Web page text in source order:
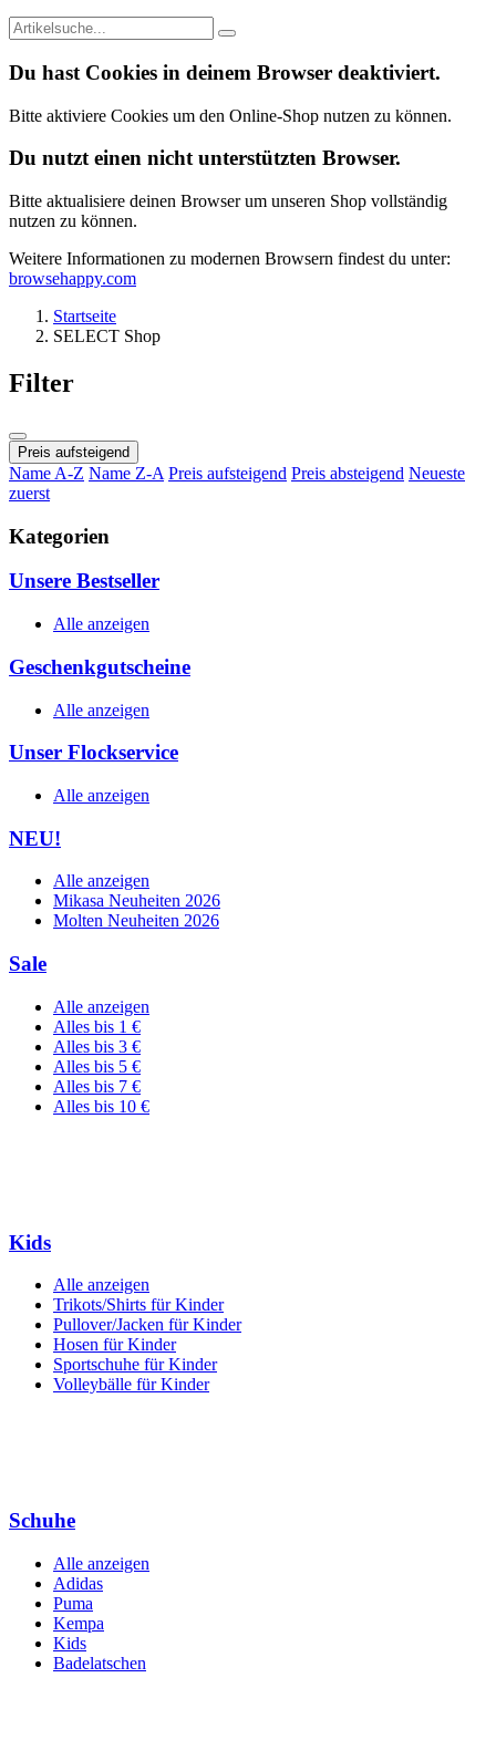
Du hast Cookies in deinem Browser deaktiviert.
Bitte aktiviere Cookies um den Online-Shop nutzen zu können.
Du nutzt einen nicht unterstützten Browser.
Bitte aktualisiere deinen Browser um unseren Shop vollständig
nutzen zu können.
Weitere Informationen zu modernen Browsern findest du unter:
browsehappy.com
Startseite
SELECT Shop
Filter
Preis aufsteigend
Name A-Z Name Z-A Preis aufsteigend Preis absteigend Neueste
zuerst
Kategorien
Unsere Bestseller
Alle anzeigen
Geschenkgutscheine
Alle anzeigen
Unser Flockservice
Alle anzeigen
NEU!
Alle anzeigen
Mikasa Neuheiten 2026
Molten Neuheiten 2026
Sale
Alle anzeigen
Alles bis 1 €
Alles bis 3 €
Alles bis 5 €
Alles bis 7 €
Alles bis 10 €
Kids
Alle anzeigen
Trikots/Shirts für Kinder
Pullover/Jacken für Kinder
Hosen für Kinder
Sportschuhe für Kinder
Volleybälle für Kinder
Schuhe
Alle anzeigen
Adidas
Puma
Kempa
Kids
Badelatschen